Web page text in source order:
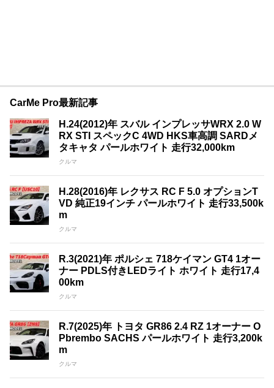
CarMe Pro最新記事
H.24(2012)年 スバル インプレッサWRX 2.0 W
RX STI スペックC 4WD HKS車高調 SARDメ
タキャタ パールホワイト 走行32,000km
クルマ
H.28(2016)年 レクサス RC F 5.0 オプションT
VD 純正19インチ パールホワイト 走行33,500k
m
クルマ
R.3(2021)年 ポルシェ 718ケイマン GT4 1オー
ナー PDLS付きLEDライト ホワイト 走行17,4
00km
クルマ
R.7(2025)年 トヨタ GR86 2.4 RZ 1オーナー O
Pbrembo SACHS パールホワイト 走行3,200k
m
クルマ